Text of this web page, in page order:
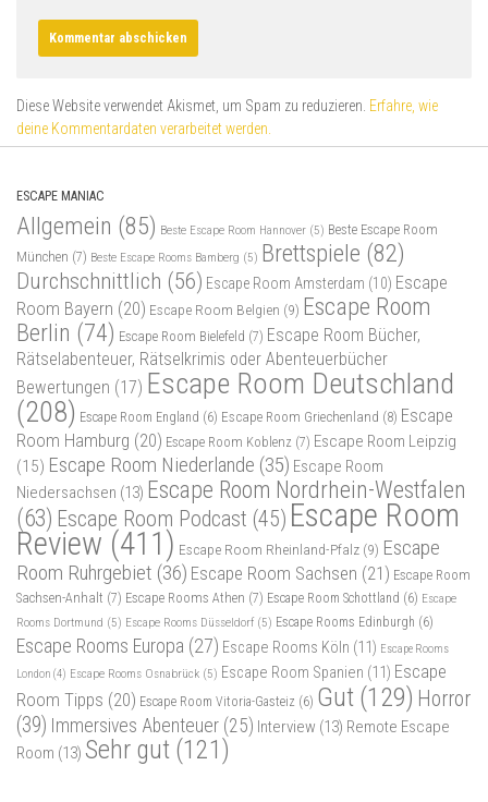
Diese Website verwendet Akismet, um Spam zu reduzieren. Erfahre, wie
deine Kommentardaten verarbeitet werden.
ESCAPE MANIAC
Allgemein (85) Beste Escape Room Hannover (5) Beste Escape Room
München (7) Beste Escape Rooms Bamberg (5) Brettspiele (82)
Durchschnittlich (56) Escape Room Amsterdam (10) Escape
Room Bayern (20) Escape Room Belgien (9) Escape Room
Berlin (74) Escape Room Bielefeld (7) Escape Room Bücher,
Rätselabenteuer, Rätselkrimis oder Abenteuerbücher
Bewertungen (17) Escape Room Deutschland
(208) Escape Room England (6) Escape Room Griechenland (8) Escape
Room Hamburg (20) Escape Room Koblenz (7) Escape Room Leipzig
(15) Escape Room Niederlande (35) Escape Room
Niedersachsen (13) Escape Room Nordrhein-Westfalen
(63) Escape Room Podcast (45) Escape Room
Review (411) Escape Room Rheinland-Pfalz (9) Escape
Room Ruhrgebiet (36) Escape Room Sachsen (21) Escape Room
Sachsen-Anhalt (7) Escape Rooms Athen (7) Escape Room Schottland (6) Escape
Rooms Dortmund (5) Escape Rooms Düsseldorf (5) Escape Rooms Edinburgh (6)
Escape Rooms Europa (27) Escape Rooms Köln (11) Escape Rooms
London (4) Escape Rooms Osnabrück (5) Escape Room Spanien (11) Escape
Room Tipps (20) Escape Room Vitoria-Gasteiz (6) Gut (129) Horror
(39) Immersives Abenteuer (25) Interview (13) Remote Escape
Room (13) Sehr gut (121)